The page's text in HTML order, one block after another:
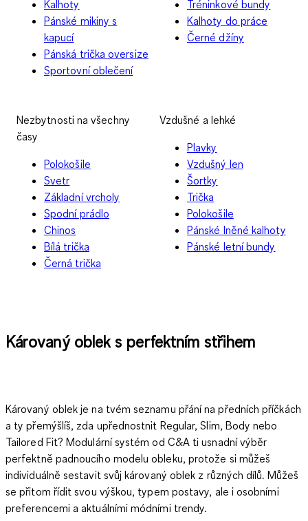
Kalhoty
Pánské mikiny s
kapucí
Pánská trička oversize
Sportovní oblečení
Tréninkové bundy
Kalhoty do práce
Černé džíny
Nezbytnosti na všechny
časy
Polokošile
Svetr
Základní vrcholy
Spodní prádlo
Chinos
Bílá trička
Černá trička
Vzdušné a lehké
Plavky
Vzdušný len
Šortky
Trička
Polokošile
Pánské lněné kalhoty
Pánské letní bundy
Károvaný oblek s perfektním střihem
Károvaný oblek je na tvém seznamu přání na předních příčkách
a ty přemýšlíš, zda upřednostnit Regular, Slim, Body nebo
Tailored Fit? Modulární systém od C&A ti usnadní výběr
perfektně padnoucího modelu obleku, protože si můžeš
individuálně sestavit svůj károvaný oblek z různých dílů. Můžeš
se přitom řídit svou výškou, typem postavy, ale i osobními
preferencemi a aktuálními módními trendy.